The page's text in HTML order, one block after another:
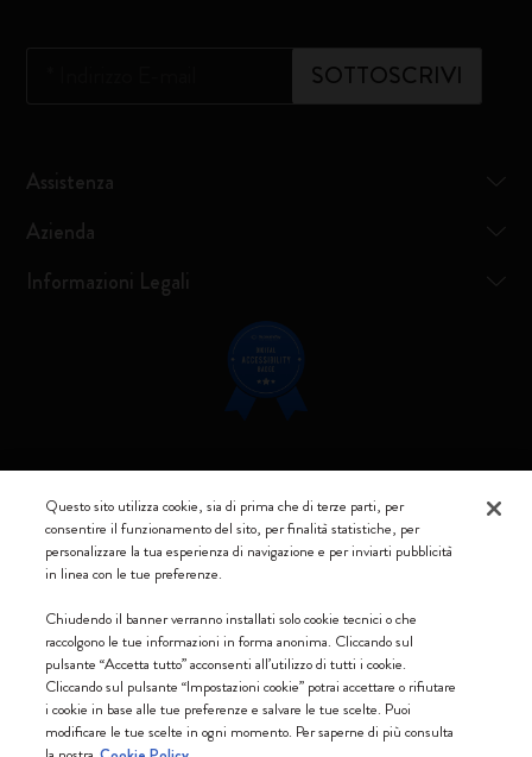
SOTTOSCRIVI
Assistenza
Azienda
Informazioni Legali
Resta connesso
Accettiamo
Moleskine srl a socio unico - Via Bergognone, 34 – 20144 Milano -
Italia - P. IVA / CCIAA n. 07234480965 - REA MI 1945400 - Cap.
Soc. €2.181.513,42
Questo sito utilizza cookie, sia di prima che di terze parti, per
consentire il funzionamento del sito, per finalità statistiche, per
personalizzare la tua esperienza di navigazione e per inviarti pubblicità
in linea con le tue preferenze.
Chiudendo il banner verranno installati solo cookie tecnici o che
raccolgono le tue informazioni in forma anonima. Cliccando sul
pulsante “Accetta tutto” acconsenti all’utilizzo di tutti i cookie.
Cliccando sul pulsante “Impostazioni cookie” potrai accettare o rifiutare
i cookie in base alle tue preferenze e salvare le tue scelte. Puoi
modificare le tue scelte in ogni momento. Per saperne di più consulta